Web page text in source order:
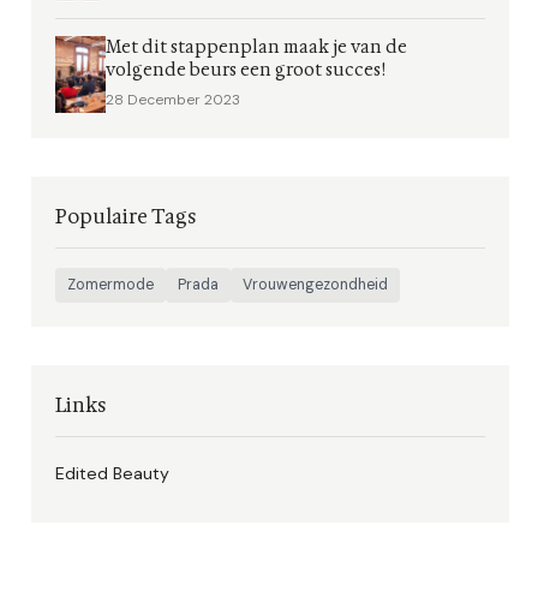
Met dit stappenplan maak je van de
volgende beurs een groot succes!
28 December 2023
Populaire Tags
Zomermode Prada Vrouwengezondheid
Links
Edited Beauty